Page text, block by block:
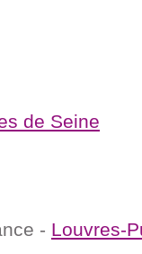
de Seine
- Louvres-